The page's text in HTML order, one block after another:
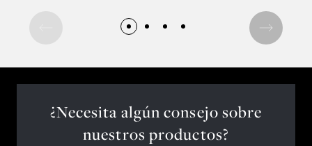
¿Necesita algún consejo sobre
nuestros productos?